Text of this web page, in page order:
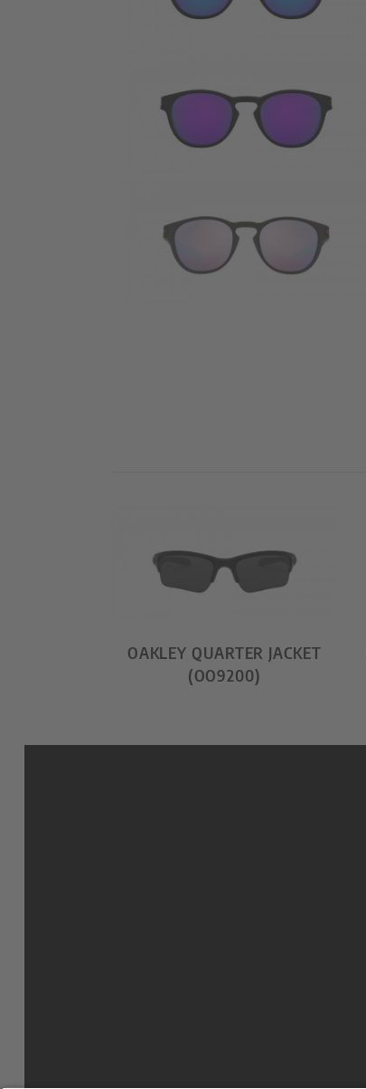
OAKLEY QUARTER JACKET
(OO9200)